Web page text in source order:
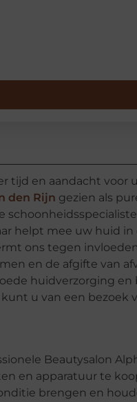
tijd en aandacht
den Rijn gezien als
helpt mee uw huid
ons tegen
en de afgifte van
huidverzorging
u van een bezoek
Beautysalon
en apparatuur te
brengen en